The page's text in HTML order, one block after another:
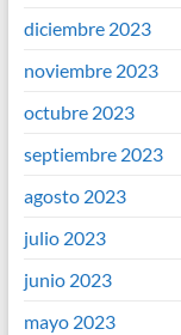
diciembre 2023
noviembre 2023
octubre 2023
septiembre 2023
agosto 2023
julio 2023
junio 2023
mayo 2023